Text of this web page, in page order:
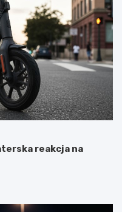
reakcja na